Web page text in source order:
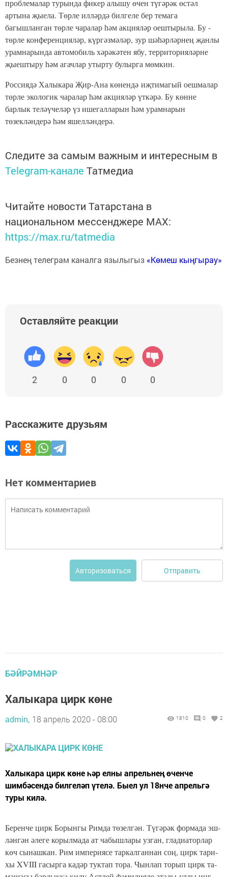
проблемалар турында фикер алышу өчен түгәрәк өстәл
артына җыела. Төрле илләрдә билгеле бер темага
багышланган төрле чаралар һәм акцияләр оештырыла. Бу -
төрле конференцияләр, күргәзмәләр, зур шәһәрләрнең җанлы
урамнарында автомобиль хәрәкәтен ябу, территорияләрне
җыештыру һәм агачлар утырту булырга мөмкин.
Россиядә Халыкара Җир-Ана көнендә иҗтимагый оешмалар
төрле экологик чаралар һәм акцияләр үткәрә. Бу көнне
барлык теләүчеләр үз ишегалларын һәм урамнарын
төзекләндерә һәм яшелләндерә.
Следите за самым важным и интересным в
Telegram-канале Татмедиа
Читайте новости Татарстана в
национальном мессенджере MАХ:
https://max.ru/tatmedia
Безнең телеграм каналга язылыгыз «Көмеш кыңгырау»
Оставляйте реакции
2 0 0 0 0
Расскажите друзьям
Нет комментариев
Авторизоваться Отправить
БӘЙРӘМНӘР
Халыкара цирк көне
admin, 18 апрель 2020 - 08:00 1810 0 2
Халыкара цирк көне һәр елны апрельнең өченче
шимбәсендә билгеләп үтелә. Быел ул 18нче апрельгә
туры килә.
Бе­рен­че цирк Бо­рын­гы Рим­да тө­зел­гән. Тү­гә­рәк фор­ма­да эш­
лән­гән әле­ге ко­рыл­ма­да ат ча­быш­ла­ры уз­ган, гла­ди­а­тор­лар
көч сы­наш­кан. Рим им­пе­ри­я­се тар­кал­ган­нан соң, цирк та­ри­
хы XVIII га­сыр­га ка­дәр тук­тап то­ра. Чын­лап то­рып цирк та­